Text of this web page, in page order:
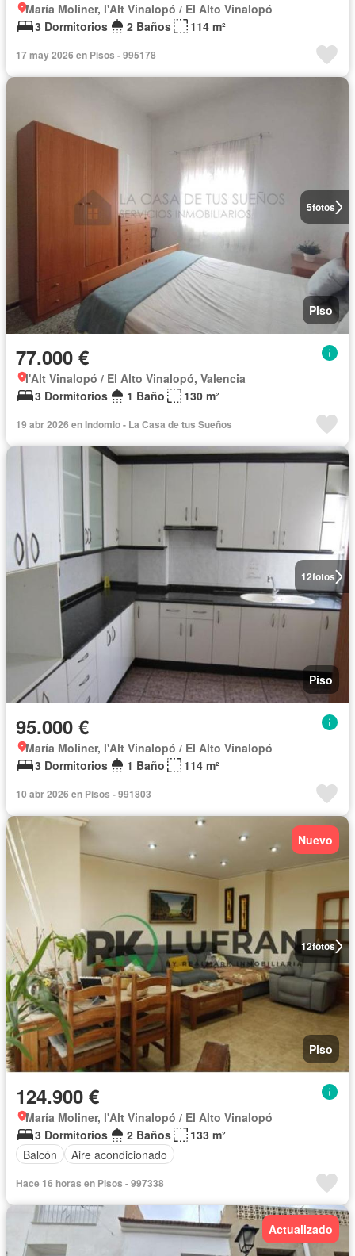
María Moliner, l'Alt Vinalopó / El Alto Vinalopó
3 Dormitorios
2 Baños 114 m²
17 may 2026 en Pisos - 995178
5fotos
Piso
77.000 €
l'Alt Vinalopó / El Alto Vinalopó, Valencia
3 Dormitorios
1 Baño 130 m²
19 abr 2026 en Indomio - La Casa de tus Sueños
12fotos
Piso
95.000 €
María Moliner, l'Alt Vinalopó / El Alto Vinalopó
3 Dormitorios
1 Baño 114 m²
10 abr 2026 en Pisos - 991803
12fotos
Nuevo
Piso
124.900 €
María Moliner, l'Alt Vinalopó / El Alto Vinalopó
3 Dormitorios
2 Baños
133 m²
Balcón
Aire acondicionado
Hace 16 horas en Pisos - 997338
Actualizado